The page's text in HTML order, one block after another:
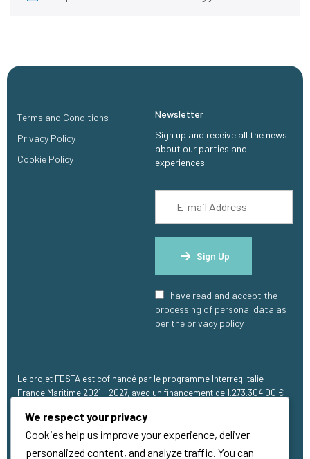
Terms and Conditions
Privacy Policy
Cookie Policy
Newsletter
Sign up and receive all the news
about our parties and
experiences
Sign Up
I have read and accept the
processing of personal data as
per the privacy policy
Le projet FESTA est cofinancé par le programme Interreg Italie-
France Maritime 2021 - 2027, avec un financement de 1.273.304,00 €
We respect your privacy
Cookies help us improve your experience, deliver
personalized content, and analyze traffic. You can